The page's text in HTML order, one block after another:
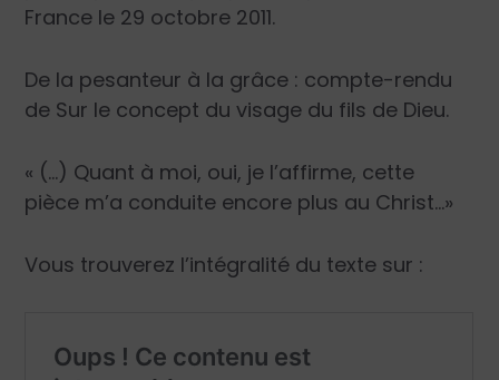
France le 29 octobre 2011.
De la pesanteur à la grâce : compte-rendu
de Sur le concept du visage du fils de Dieu.
« (…) Quant à moi, oui, je l’affirme, cette
pièce m’a conduite encore plus au Christ…»
Vous trouverez l’intégralité du texte sur :